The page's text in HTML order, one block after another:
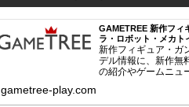
GAMETREE 新作フィ
ラ・ロボット・メカト
新作フィギュア・ガ
デル情報に、新作無
の紹介やゲームニュ
gametree-play.com